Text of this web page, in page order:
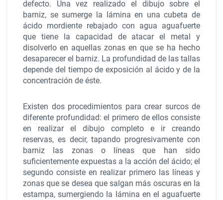
defecto. Una vez realizado el dibujo sobre el
barniz, se sumerge la lámina en una cubeta de
ácido mordiente rebajado con agua aguafuerte
que tiene la capacidad de atacar el metal y
disolverlo en aquellas zonas en que se ha hecho
desaparecer el barniz. La profundidad de las tallas
depende del tiempo de exposición al ácido y de la
concentración de éste.
Existen dos procedimientos para crear surcos de
diferente profundidad: el primero de ellos consiste
en realizar el dibujo completo e ir creando
reservas, es decir, tapando progresivamente con
barniz las zonas o líneas que han sido
suficientemente expuestas a la acción del ácido; el
segundo consiste en realizar primero las líneas y
zonas que se desea que salgan más oscuras en la
estampa, sumergiendo la lámina en el aguafuerte